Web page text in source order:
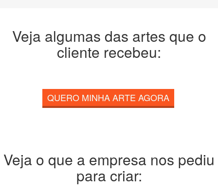
Veja algumas das artes que o
cliente recebeu:
QUERO MINHA ARTE AGORA
Veja o que a empresa nos pediu
para criar: